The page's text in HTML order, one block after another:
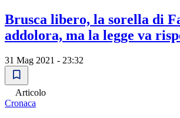
Brusca libero, la sorella di
addolora, ma la legge va
31 Mag 2021 - 23:32
Articolo
Cronaca